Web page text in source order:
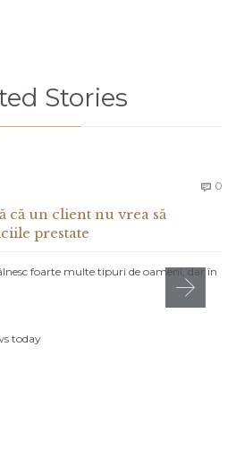
Stories
 0
că un client nu vrea să
prestate
foarte multe tipuri de oameni, dar în
today